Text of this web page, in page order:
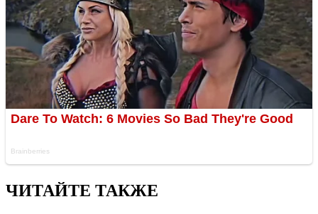
ЧИТАЙТЕ ТАКЖЕ